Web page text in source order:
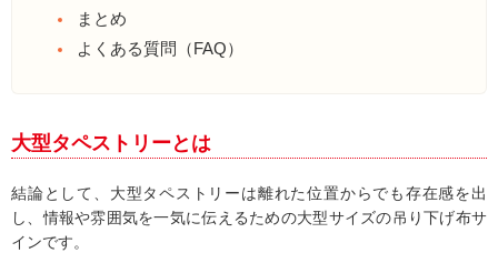
まとめ
よくある質問（FAQ）
大型タペストリーとは
結論として、大型タペストリーは離れた位置からでも存在感を出
し、情報や雰囲気を一気に伝えるための大型サイズの吊り下げ布サ
インです。